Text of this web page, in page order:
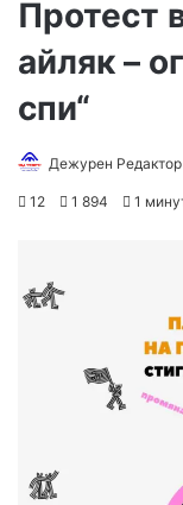
Протест
айляк –
спи“
Дежурен Редактор
12 1 894 1